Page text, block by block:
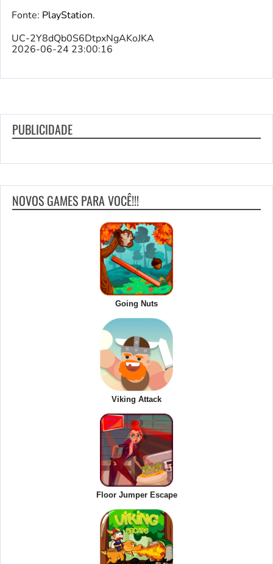
Fonte: PlayStation.
UC-2Y8dQb0S6DtpxNgAKoJKA
2026-06-24 23:00:16
PUBLICIDADE
NOVOS GAMES PARA VOCÊ!!!
Going Nuts
Viking Attack
Floor Jumper Escape